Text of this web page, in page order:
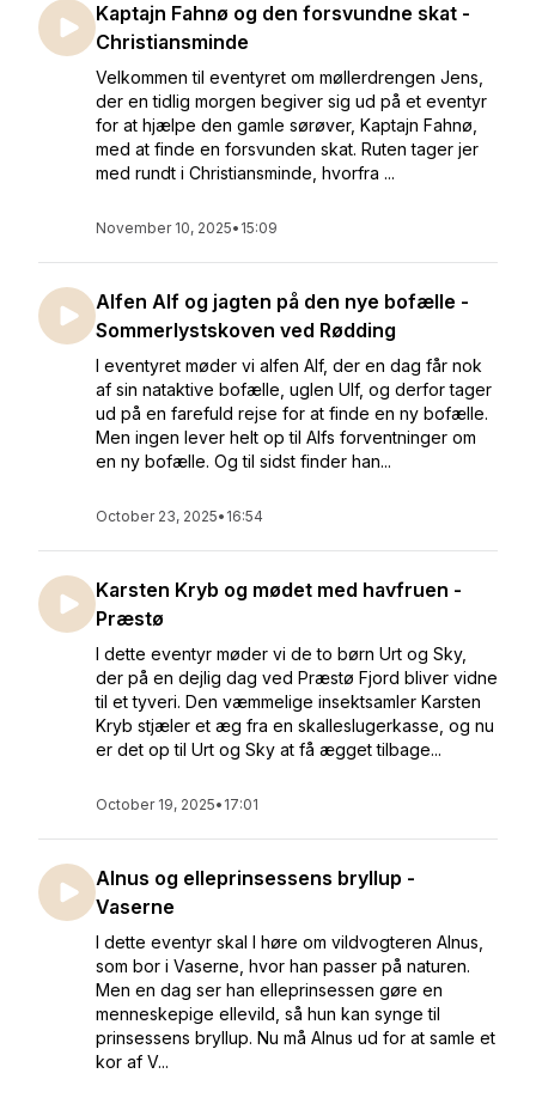
Kaptajn Fahnø og den forsvundne skat -
Christiansminde
Velkommen til eventyret om møllerdrengen Jens,
der en tidlig morgen begiver sig ud på et eventyr
for at hjælpe den gamle sørøver, Kaptajn Fahnø,
med at finde en forsvunden skat. Ruten tager jer
med rundt i Christiansminde, hvorfra ...
November 10, 2025• 15:09
Alfen Alf og jagten på den nye bofælle -
Sommerlystskoven ved Rødding
I eventyret møder vi alfen Alf, der en dag får nok
af sin nataktive bofælle, uglen Ulf, og derfor tager
ud på en farefuld rejse for at finde en ny bofælle.
Men ingen lever helt op til Alfs forventninger om
en ny bofælle. Og til sidst finder han...
October 23, 2025• 16:54
Karsten Kryb og mødet med havfruen -
Præstø
I dette eventyr møder vi de to børn Urt og Sky,
der på en dejlig dag ved Præstø Fjord bliver vidne
til et tyveri. Den væmmelige insektsamler Karsten
Kryb stjæler et æg fra en skalleslugerkasse, og nu
er det op til Urt og Sky at få ægget tilbage...
October 19, 2025• 17:01
Alnus og elleprinsessens bryllup -
Vaserne
I dette eventyr skal I høre om vildvogteren Alnus,
som bor i Vaserne, hvor han passer på naturen.
Men en dag ser han elleprinsessen gøre en
menneskepige ellevild, så hun kan synge til
prinsessens bryllup. Nu må Alnus ud for at samle et
kor af V...